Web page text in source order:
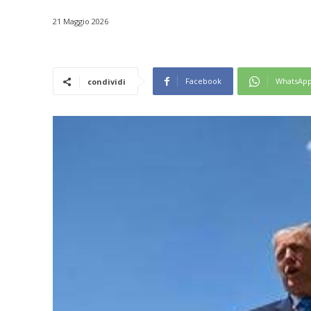
21 Maggio 2026
condividi Facebook